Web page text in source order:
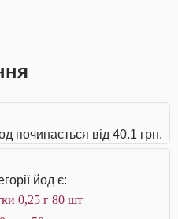
починається від 40.1 грн.
йод є:
0,25 г 80 шт